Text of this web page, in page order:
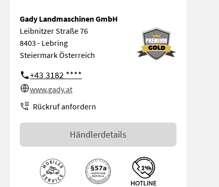
Gady Landmaschinen GmbH
Leibnitzer Straße 76
8403 - Lebring
Steiermark Österreich
+43 3182 ****
www.gady.at
Rückruf anfordern
Händlerdetails